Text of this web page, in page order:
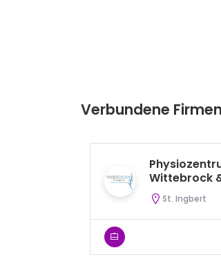
Verbundene Firmen
Wittebrock
St. Ingbert